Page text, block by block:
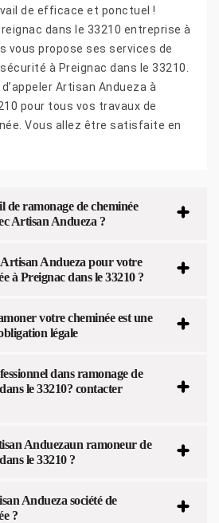
de efficace et ponctuel !
dans le 33210 entreprise à
vous propose ses services de
à Preignac dans le 33210.
Artisan Andueza à
pour tous vos travaux de
Vous allez être satisfaite en
de ramonage de cheminée
Artisan Andueza ?
Andueza pour votre
à Preignac dans le 33210 ?
votre cheminée est une
légale
dans ramonage de
le 33210? contacter
Anduezaun ramoneur de
le 33210 ?
Andueza société de
?